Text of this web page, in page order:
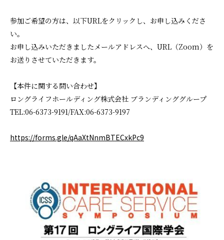
参加ご希望の方は、以下URLをクリックし、お申し込みくださ
い。
お申し込みいただきましたメールアドレスへ、URL（Zoom）を
お送りさせていただきます。
【本件に関する問い合わせ】
ロングライフホールディング株式会社 ブランディンググループ
TEL:06-6373-9191/FAX:06-6373-9197
https://forms.gle/qAaXtNnmBTECxkPc9